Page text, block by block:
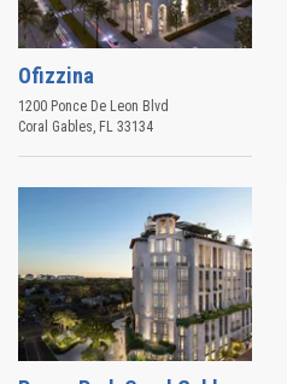
Ofizzina
1200 Ponce De Leon Blvd
Coral Gables, FL 33134